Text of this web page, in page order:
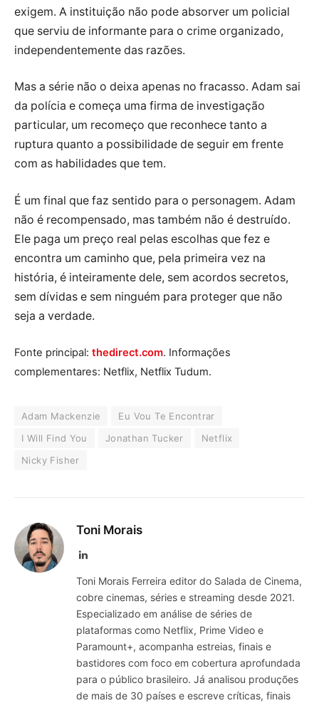
exigem. A instituição não pode absorver um policial
que serviu de informante para o crime organizado,
independentemente das razões.
Mas a série não o deixa apenas no fracasso. Adam sai
da polícia e começa uma firma de investigação
particular, um recomeço que reconhece tanto a
ruptura quanto a possibilidade de seguir em frente
com as habilidades que tem.
É um final que faz sentido para o personagem. Adam
não é recompensado, mas também não é destruído.
Ele paga um preço real pelas escolhas que fez e
encontra um caminho que, pela primeira vez na
história, é inteiramente dele, sem acordos secretos,
sem dívidas e sem ninguém para proteger que não
seja a verdade.
Fonte principal: thedirect.com. Informações
complementares: Netflix, Netflix Tudum.
Adam Mackenzie
Eu Vou Te Encontrar
I Will Find You
Jonathan Tucker
Netflix
Nicky Fisher
Toni Morais
LinkedIn
Toni Morais Ferreira editor do Salada de Cinema,
cobre cinemas, séries e streaming desde 2021.
Especializado em análise de séries de
plataformas como Netflix, Prime Video e
Paramount+, acompanha estreias, finais e
bastidores com foco em cobertura aprofundada
para o público brasileiro. Já analisou produções
de mais de 30 países e escreve críticas, finais